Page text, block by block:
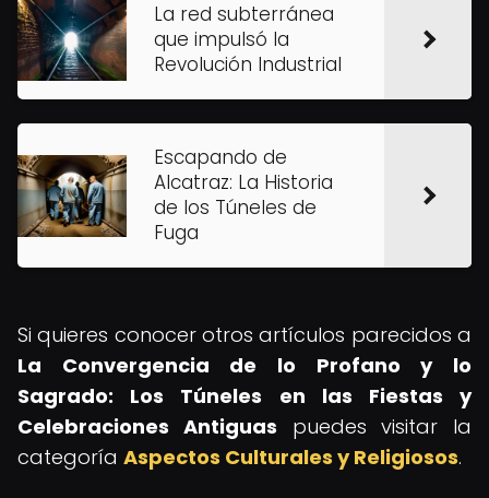
La red subterránea
que impulsó la
Revolución Industrial
Escapando de
Alcatraz: La Historia
de los Túneles de
Fuga
Si quieres conocer otros artículos parecidos a
La Convergencia de lo Profano y lo
Sagrado: Los Túneles en las Fiestas y
Celebraciones Antiguas puedes visitar la
categoría Aspectos Culturales y Religiosos.